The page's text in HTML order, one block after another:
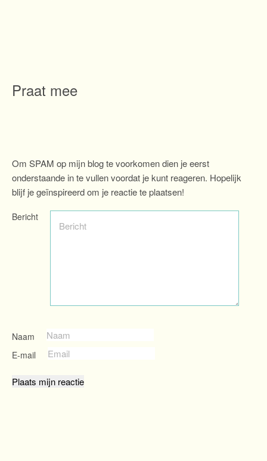
Praat mee
Om SPAM op mijn blog te voorkomen dien je eerst
onderstaande in te vullen voordat je kunt reageren. Hopelijk
blijf je geïnspireerd om je reactie te plaatsen!
Bericht
Naam
E-mail